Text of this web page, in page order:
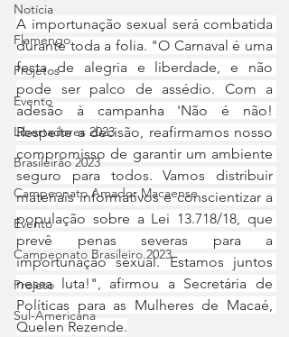
Notícia
Flamengo
Projetos
Evento
Libertadores 2023
Brasileirão 2023
Campeonato Amador Macaense
Evento
Campeonato Brasileiro.2023
Projeto
Sul-Americana
A importunação sexual será combatida
durante toda a folia. "O Carnaval é uma
festa de alegria e liberdade, e não
pode ser palco de assédio. Com a
adesão à campanha 'Não é não!
Respeite a decisão, reafirmamos nosso
compromisso de garantir um ambiente
seguro para todos. Vamos distribuir
materiais informativos e conscientizar a
população sobre a Lei 13.718/18, que
prevê penas severas para a
importunação sexual. Estamos juntos
nessa luta!", afirmou a Secretária de
Políticas para as Mulheres de Macaé,
Quelen Rezende.